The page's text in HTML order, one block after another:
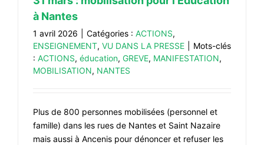
#ACTIONS
#VOS ÉLUES
#FORMATION
#MÉDIAS
#DÉBATS
à Nantes
1 avril 2026 Catégories : ACTIONS,
ENSEIGNEMENT, VU DANS LA PRESSE
Mots-clés
: ACTIONS, éducation, GREVE, MANIFESTATION,
MOBILISATION, NANTES
Plus de 800 personnes mobilisées (personnel et
famille) dans les rues de Nantes et Saint Nazaire
mais aussi à Ancenis pour dénoncer et refuser les